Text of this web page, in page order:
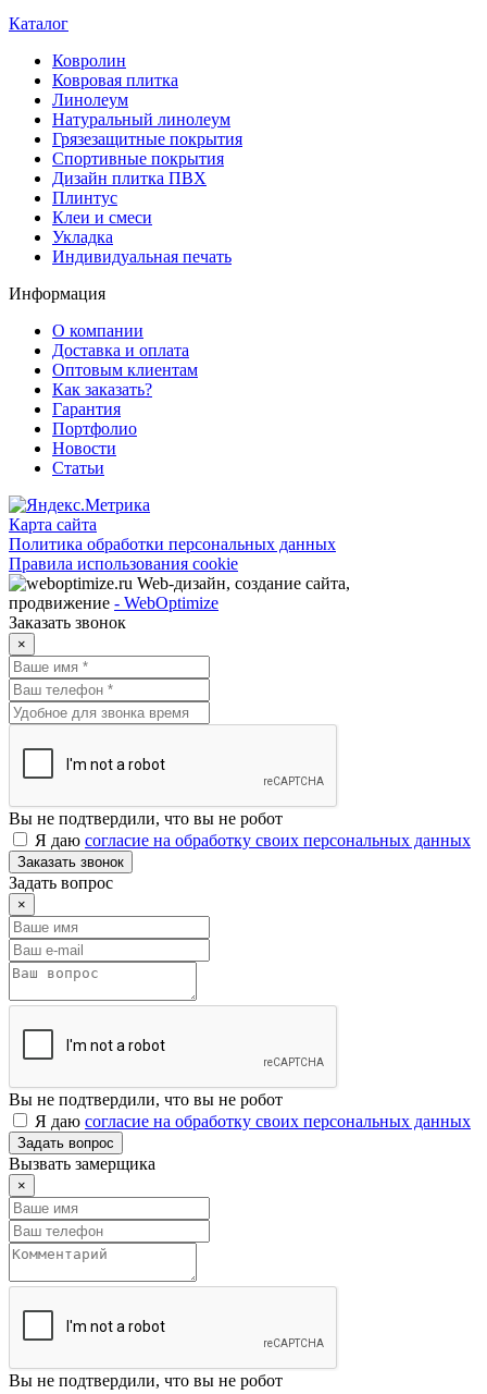
offering
wide
range
games
features.
Каталог
Ковролин
Ковровая плитка
Линолеум
Натуральный линолеум
Грязезащитные покрытия
Спортивные покрытия
Дизайн плитка ПВХ
Плинтус
Клеи и смеси
Укладка
Индивидуальная печать
Информация
О компании
Доставка и оплата
Оптовым клиентам
Как заказать?
Гарантия
Портфолио
Новости
Статьи
Карта сайта
Политика обработки персональных данных
Правила использования cookie
Web-дизайн, создание сайта,
продвижение - WebOptimize
Заказать звонок
×
Вы не подтвердили, что вы не робот
Я даю согласие на обработку своих персональных данных
Заказать звонок
Задать вопрос
×
Вы не подтвердили, что вы не робот
Я даю согласие на обработку своих персональных данных
Задать вопрос
Вызвать замерщика
×
Вы не подтвердили, что вы не робот